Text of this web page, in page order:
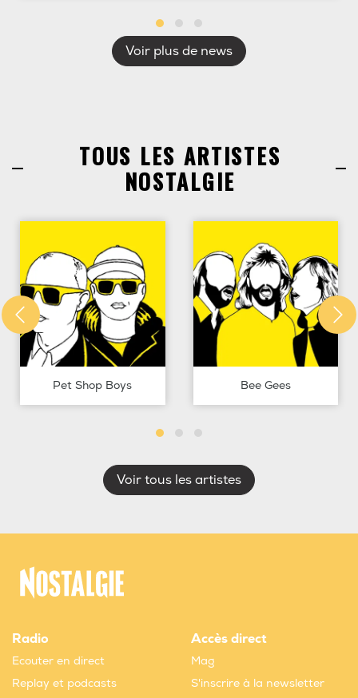
Voir plus de news
TOUS LES ARTISTES
NOSTALGIE
Pet Shop Boys Bee Gees
Voir tous les artistes
Radio
Ecouter en direct
Replay et podcasts
Accès direct
Mag
S'inscrire à la newsletter